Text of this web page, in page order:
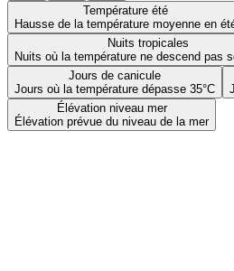
Température été
Hausse de la température moyenne en
Nuits tropicales
Nuits où la température ne descend pas
Jours de canicule
Jours où la température dépasse 35°C
Élévation niveau mer
Élévation prévue du niveau de la mer